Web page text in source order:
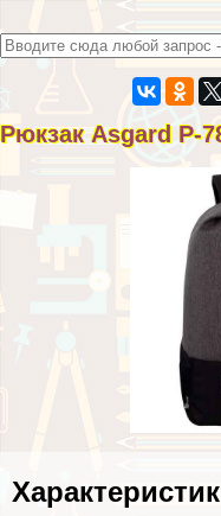
Рюкзак Asgard Р-